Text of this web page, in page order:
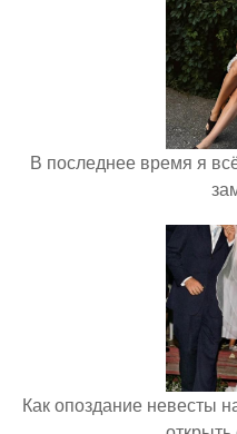
В последнее время я
Как опоздание невесты